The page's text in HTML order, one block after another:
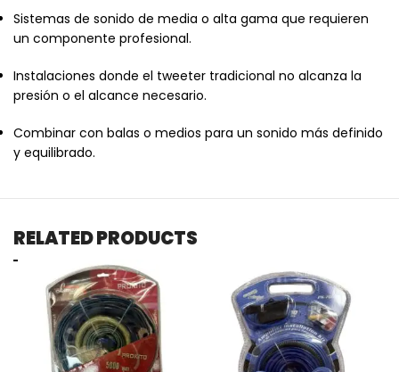
Sistemas de sonido de media o alta gama que requieren
un componente profesional.
Instalaciones donde el tweeter tradicional no alcanza la
presión o el alcance necesario.
Combinar con balas o medios para un sonido más definido
y equilibrado.
RELATED PRODUCTS